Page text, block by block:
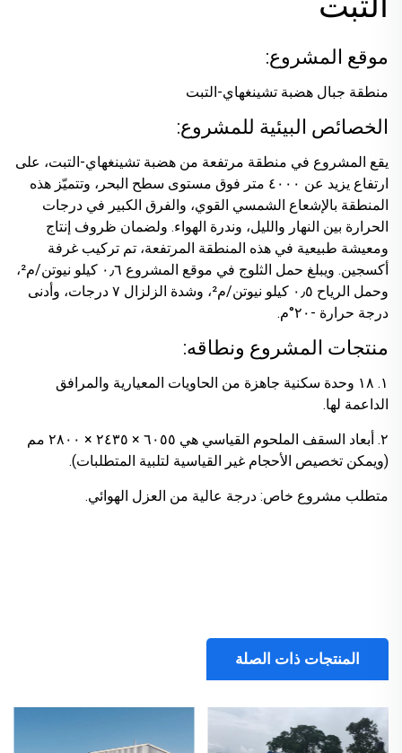
موقع المشروع:
منطقة جبال هضبة تشينغهاي-التبت
الخصائص البيئية للمشروع:
يقع المشروع في منطقة مرتفعة من هضبة تشينغهاي-التبت، على
ارتفاع يزيد عن ٤٠٠٠ متر فوق مستوى سطح البحر، وتتميّز هذه
المنطقة بالإشعاع الشمسي القوي، والفرق الكبير في درجات
الحرارة بين النهار والليل، وندرة الهواء. ولضمان ظروف إنتاج
ومعيشة طبيعية في هذه المنطقة المرتفعة، تم تركيب غرفة
أكسجين. ويبلغ حمل الثلوج في موقع المشروع ٠٫٦ كيلو نيوتن/م²،
وحمل الرياح ٠٫٥ كيلو نيوتن/م²، وشدة الزلزال ٧ درجات، وأدنى
درجة حرارة -٢٠°م.
منتجات المشروع ونطاقه:
١. ١٨ وحدة سكنية جاهزة من الحاويات المعيارية والمرافق
الداعمة لها.
٢. أبعاد السقف الملحوم القياسي هي ٦٠٥٥ × ٢٤٣٥ × ٢٨٠٠ مم
(ويمكن تخصيص الأحجام غير القياسية لتلبية المتطلبات).
متطلب مشروع خاص: درجة عالية من العزل الهوائي.
المنتجات ذات الصلة